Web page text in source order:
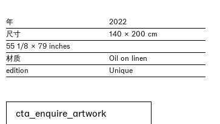
年
2022
尺寸
140 × 200 cm
55 1/8 × 79 inches
材质
Oil on linen
edition
Unique
cta_enquire_artwork